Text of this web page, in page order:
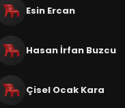
Esin Ercan
Hasan İrfan Buzcu
Çisel Ocak Kara